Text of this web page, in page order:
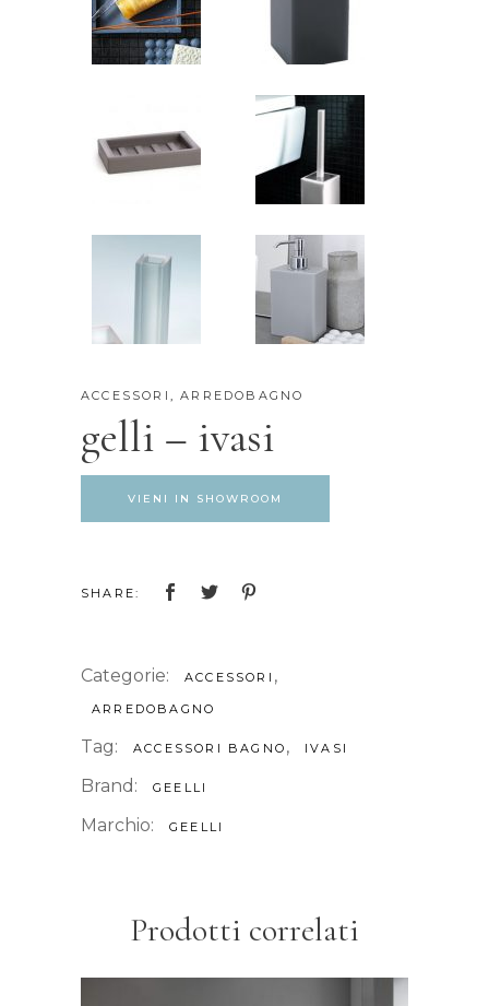
ACCESSORI ,ARREDOBAGNO
gelli – ivasi
VIENI IN SHOWROOM
SHARE:
Categorie: ACCESSORI ,
ARREDOBAGNO
Tag: ACCESSORI BAGNO , IVASI
Brand: GEELLI
Marchio: GEELLI
Prodotti correlati